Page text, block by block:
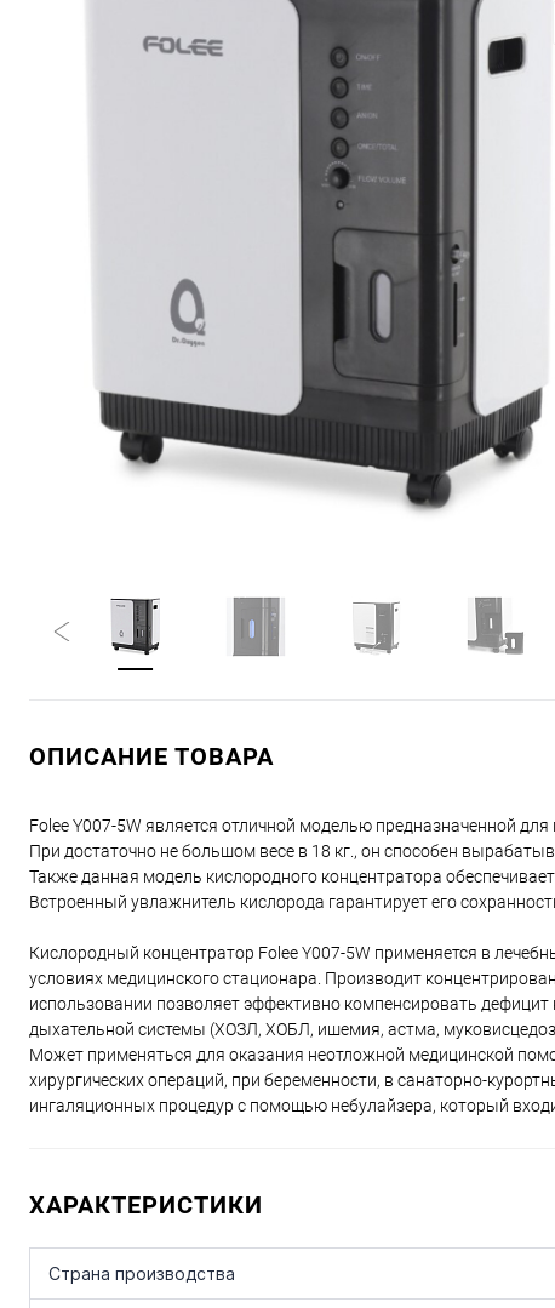
ОПИСАНИЕ ТОВАРА
Folee Y007-5W является отличной моделью предназначенной
При достаточно не большом весе в 18 кг., он способен
Также данная модель кислородного концентратора
Встроенный увлажнитель кислорода гарантирует его
Кислородный концентратор Folee Y007-5W применяется в
условиях медицинского стационара. Производит
использовании позволяет эффективно компенсировать
дыхательной системы (ХОЗЛ, ХОБЛ, ишемия, астма, муковисцедоз
Может применяться для оказания неотложной медицинской
хирургических операций, при беременности, в санаторно-
ингаляционных процедур с помощью небулайзера, который
ХАРАКТЕРИСТИКИ
Страна производства